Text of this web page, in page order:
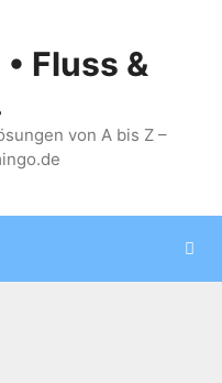
Fluss &
von A bis Z –